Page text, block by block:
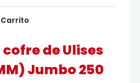
cofre de Ulises
Jumbo 250